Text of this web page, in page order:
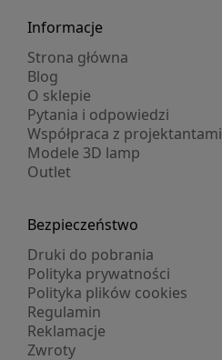
Informacje
Strona główna
Blog
O sklepie
Pytania i odpowiedzi
Współpraca z projektantami
Modele 3D lamp
Outlet
Bezpieczeństwo
Druki do pobrania
Polityka prywatności
Polityka plików cookies
Regulamin
Reklamacje
Zwroty